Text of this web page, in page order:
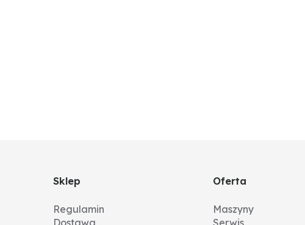
Sklep
Regulamin
Dostawa
Oferta
Maszyny
Serwis